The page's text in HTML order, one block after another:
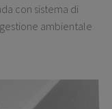
con sistema di
gestione ambientale